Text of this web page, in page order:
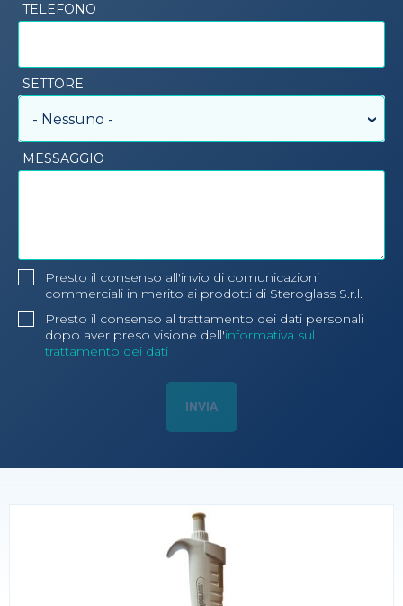
TELEFONO
SETTORE
- Nessuno -
MESSAGGIO
Presto il consenso all'invio di comunicazioni
commerciali in merito ai prodotti di Steroglass S.r.l.
Presto il consenso al trattamento dei dati personali
dopo aver preso visione dell'informativa sul
trattamento dei dati